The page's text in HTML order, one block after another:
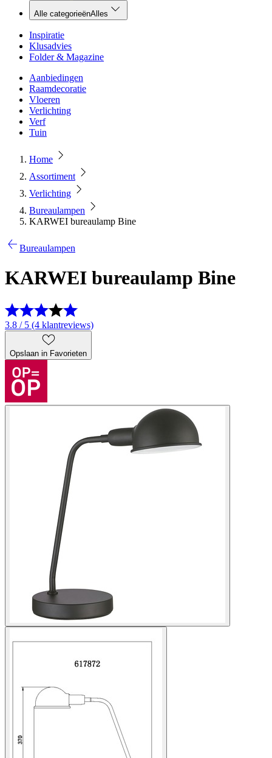
Alle categorieënAlles
Inspiratie
Klusadvies
Folder & Magazine
Aanbiedingen
Raamdecoratie
Vloeren
Verlichting
Verf
Tuin
Home
Assortiment
Verlichting
Bureaulampen
KARWEI bureaulamp Bine
Bureaulampen
KARWEI bureaulamp Bine
3.8 / 5 (4 klantreviews)
Opslaan in Favorieten